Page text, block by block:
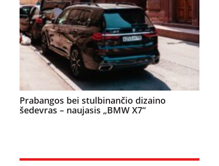
Prabangos bei stulbinančio dizaino
šedevras – naujasis „BMW X7“